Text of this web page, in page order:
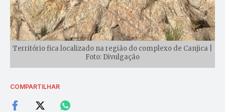
Território fica localizado na região do complexo de Canjica |
Foto: Divulgação
COMPARTILHAR